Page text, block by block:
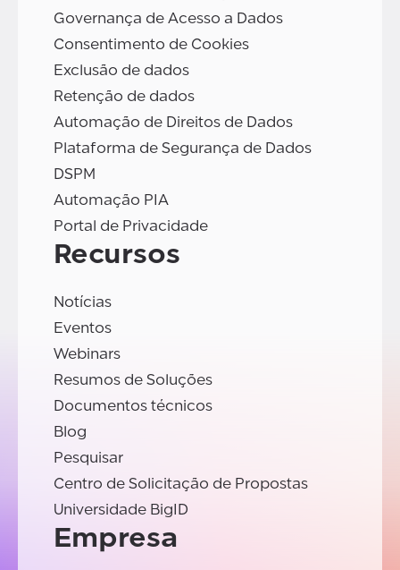
Governança de Acesso a Dados
Consentimento de Cookies
Exclusão de dados
Retenção de dados
Automação de Direitos de Dados
Plataforma de Segurança de Dados
DSPM
Automação PIA
Portal de Privacidade
Recursos
Notícias
Eventos
Webinars
Resumos de Soluções
Documentos técnicos
Blog
Pesquisar
Centro de Solicitação de Propostas
Universidade BigID
Empresa